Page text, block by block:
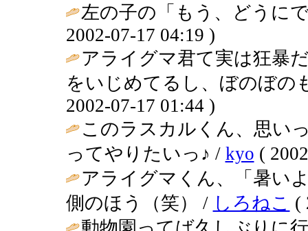
左の子の「もう、どうに
2002-07-17 04:19 )
アライグマ君て実は狂
をいじめてるし、ぼのぼの
2002-07-17 01:44 )
このラスカルくん、思い
ってやりたいっ♪ / kyo (
アライグマくん、「暑い
側のほう（笑） / しろねこ (